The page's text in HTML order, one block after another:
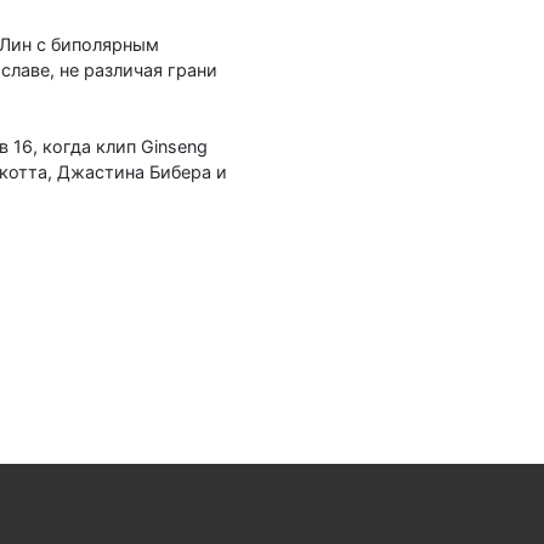
с биполярным
не различая грани
16, когда клип Ginseng
Джастина Бибера и